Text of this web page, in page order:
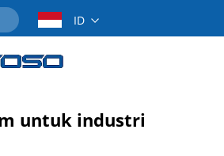
ID
untuk industri